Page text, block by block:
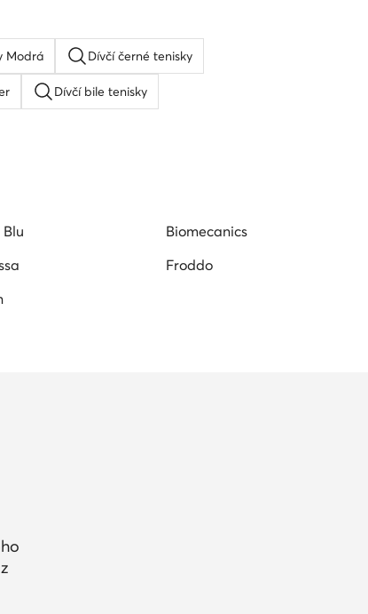
Modrá Dívčí černé tenisky
Dívčí bile tenisky
Biomecanics
Froddo